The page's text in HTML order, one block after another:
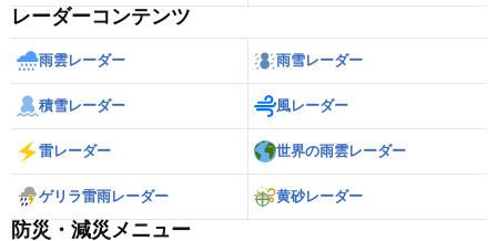
レーダーコンテンツ
雨雲レーダー 雨雪レーダー
積雪レーダー 風レーダー
雷レーダー 世界の雨雲レーダー
ゲリラ雷雨レーダー 黄砂レーダー
防災・減災メニュー